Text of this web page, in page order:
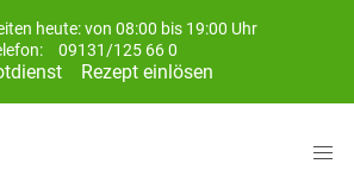
heute: von 08:00 bis 19:00 Uhr
09131/125 66 0
Rezept einlösen